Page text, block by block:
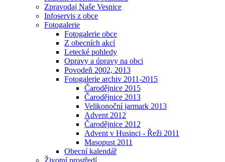
Zpravodaj Naše Vesnice
Infoservis z obce
Fotogalerie
Fotogalerie obce
Z obecních akcí
Letecké pohledy
Opravy a úpravy na obci
Povodeň 2002, 2013
Fotogalerie archiv 2011-2015
Čarodějnice 2015
Čarodějnice 2013
Velikonoční jarmark 2013
Advent 2012
Čarodějnice 2012
Advent v Husinci - Řeži 2011
Masopust 2011
Obecní kalendář
Životní prostředí